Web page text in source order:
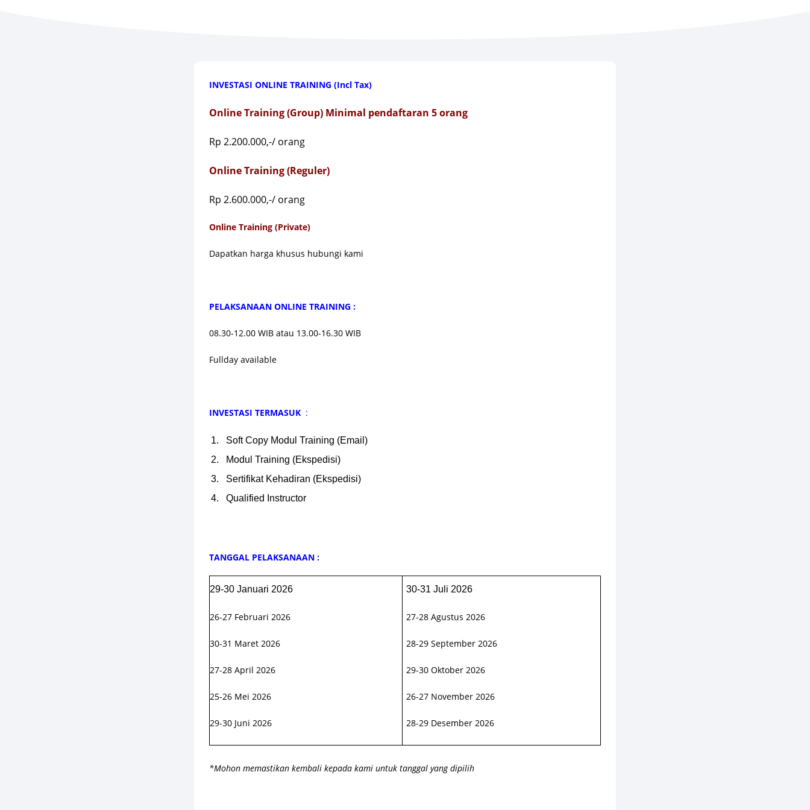
INVESTASI ONLINE TRAINING (Incl Tax)
Online Training (Group) Minimal pendaftaran 5 orang
Rp 2.200.000,-/ orang
Online Training (Reguler)
Rp 2.600.000,-/ orang
Online Training (Private)
Dapatkan harga khusus hubungi kami
PELAKSANAAN ONLINE TRAINING :
08.30-12.00 WIB atau 13.00-16.30 WIB
Fullday available
INVESTASI TERMASUK :
Soft Copy Modul Training (Email)
Modul Training (Ekspedisi)
Sertifikat Kehadiran (Ekspedisi)
Qualified Instructor
TANGGAL PELAKSANAAN :
29-30 Januari 2026
26-27 Februari 2026
30-31 Maret 2026
27-28 April 2026
25-26 Mei 2026
29-30 Juni 2026
30-31 Juli 2026
27-28 Agustus 2026
28-29 September 2026
29-30 Oktober 2026
26-27 November 2026
28-29 Desember 2026
*Mohon memastikan kembali kepada kami untuk tanggal yang dipilih